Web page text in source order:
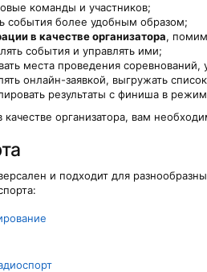
команды и участников;
события более удобным образом;
в качестве организатора,
события и управлять ими;
места проведения
онлайн-заявкой, выгружать
результаты с финиша в
качестве организатора, вам
и подходит для